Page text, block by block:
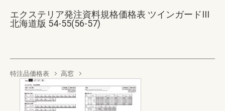
エクステリア発注資料規格価格表 ツインガードIII
北海道版 54-55(56-57)
特注品価格表 高窓